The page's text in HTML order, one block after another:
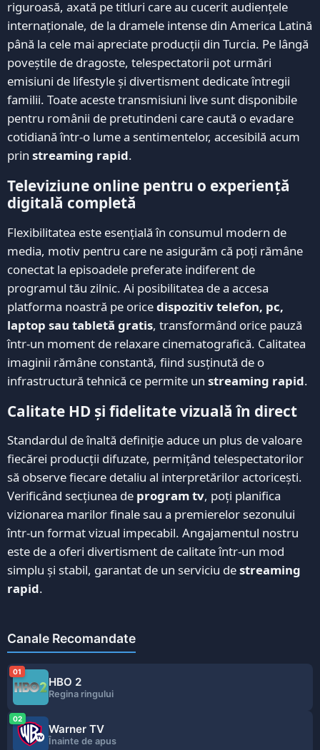
riguroasă, axată pe titluri care au cucerit audiențele
internaționale, de la dramele intense din America Latină
până la cele mai apreciate producții din Turcia. Pe lângă
poveștile de dragoste, telespectatorii pot urmări
emisiuni de lifestyle și divertisment dedicate întregii
familii. Toate aceste transmisiuni live sunt disponibile
pentru românii de pretutindeni care caută o evadare
cotidiană într-o lume a sentimentelor, accesibilă acum
prin streaming rapid.
Televiziune online pentru o experiență
digitală completă
Flexibilitatea este esențială în consumul modern de
media, motiv pentru care ne asigurăm că poți rămâne
conectat la episoadele preferate indiferent de
programul tău zilnic. Ai posibilitatea de a accesa
platforma noastră pe oricedispozitiv telefon, pc,
laptop sau tabletă gratis, transformând orice pauză
într-un moment de relaxare cinematografică. Calitatea
imaginii rămâne constantă, fiind susținută de o
infrastructură tehnică ce permite un streaming rapid.
Calitate HD și fidelitate vizuală în direct
Standardul de înaltă definiție aduce un plus de valoare
fiecărei producții difuzate, permițând telespectatorilor
să observe fiecare detaliu al interpretărilor actoricești.
Verificând secțiunea de program tv, poți planifica
vizionarea marilor finale sau a premierelor sezonului
într-un format vizual impecabil. Angajamentul nostru
este de a oferi divertisment de calitate într-un mod
simplu și stabil, garantat de un serviciu destreaming
rapid.
Canale Recomandate
01
HBO 2
Regina ringului
02
Warner TV
Înainte de apus